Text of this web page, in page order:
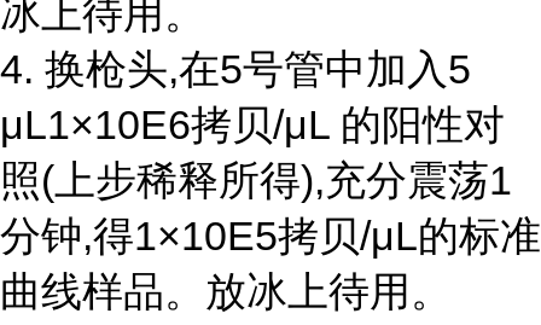
冰上待用。
4. 换枪头,在5号管中加入5
μL1×10E6拷贝/μL 的阳性对
照(上步稀释所得),充分震荡1
分钟,得1×10E5拷贝/μL的标准
曲线样品。放冰上待用。